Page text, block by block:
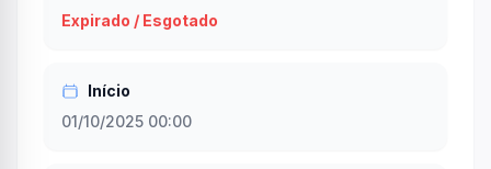
Expirado / Esgotado
Início
01/10/2025 00:00